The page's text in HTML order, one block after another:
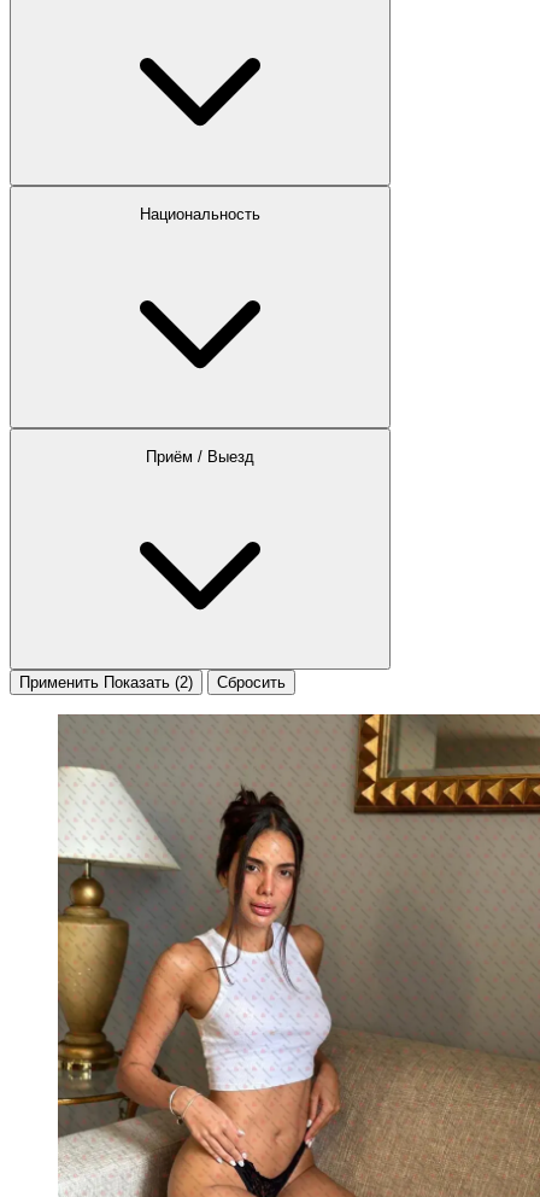
Национальность
Приём / Выезд
Применить Показать (2) Сбросить